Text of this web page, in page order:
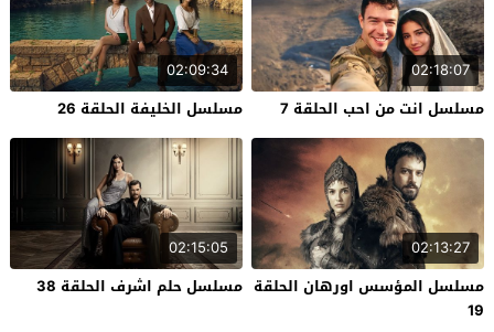
02:18:07
مسلسل انت من احب الحلقة 7
02:09:34
مسلسل الخليفة الحلقة 26
02:13:27
مسلسل المؤسس اورهان الحلقة
19
02:15:05
مسلسل حلم اشرف الحلقة 38